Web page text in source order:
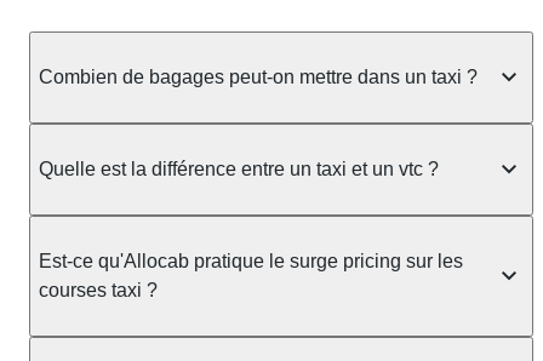
Combien de bagages peut-on mettre dans un taxi ?
taxi berline accueille en général jusqu'à 3 bagages
ou nombreux, précisez-le dans le champ "Message
au chauffeur" lors de la réservation. Le prix n'est
pas impacté par le nombre de bagages.
Quelle est la différence entre un taxi et un vtc ?
prendre en charge directement dans la rue, à une
station ou sur réservation, avec un tarif au
réservation et propose un prix fixe annoncé à
Est-ce qu'Allocab pratique le surge pricing sur les
courses taxi ?